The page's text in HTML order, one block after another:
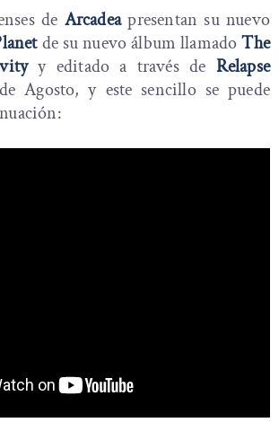
de Arcadeapresentan su nuevo
de su nuevo álbum llamadoThe
y editado a través de Relapse
Agosto, y este sencillo se puede